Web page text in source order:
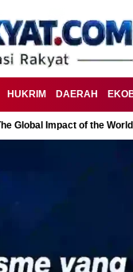
HUKRIM DAERAH
Global Impact of the